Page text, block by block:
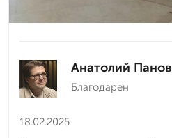
Анатолий Панов
Благодарен
18.02.2025